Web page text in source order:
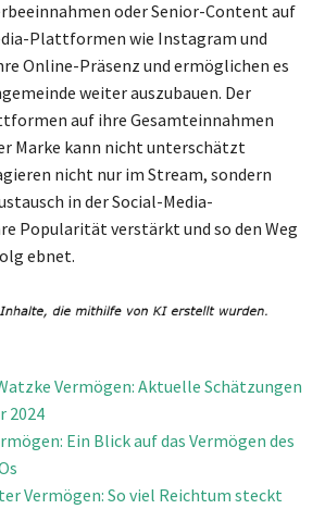
oder Senior-Content auf
Plattformen wie Instagram und
Online-Präsenz und ermöglichen es
weiter auszubauen. Der
auf ihre Gesamteinnahmen
Marke kann nicht unterschätzt
nicht nur im Stream, sondern
in der Social-Media-
Popularität verstärkt und so den Weg
ebnet.
Vermögen: Aktuelle Schätzungen
2024
Ein Blick auf das Vermögen des
Vermögen: So viel Reichtum steckt